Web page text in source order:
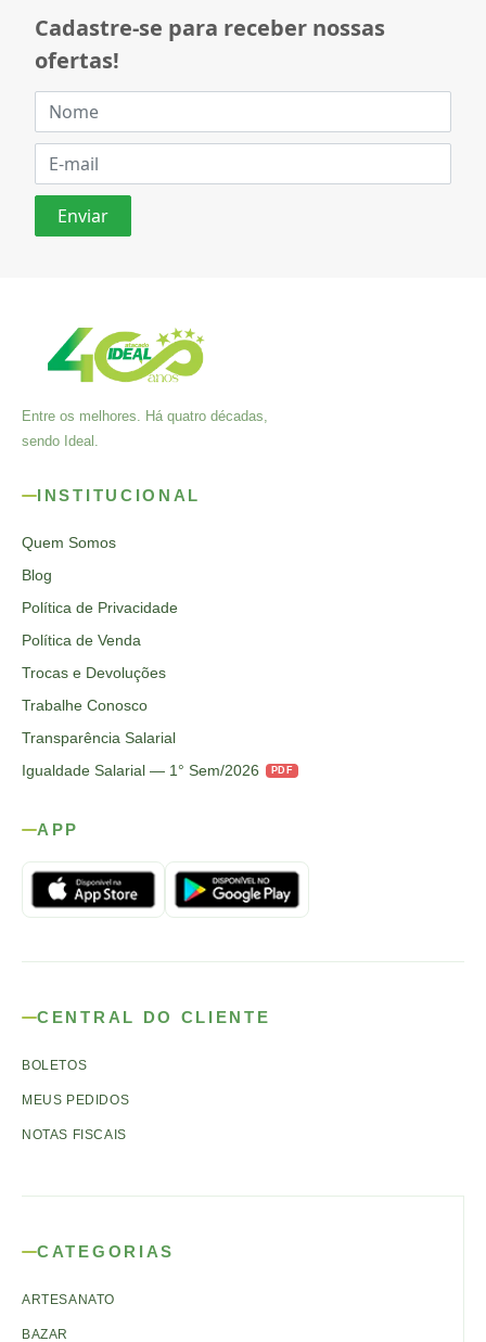
Cadastre-se para receber nossas
ofertas!
Entre os melhores. Há quatro décadas,
sendo Ideal.
INSTITUCIONAL
Quem Somos
Blog
Política de Privacidade
Política de Venda
Trocas e Devoluções
Trabalhe Conosco
Transparência Salarial
Igualdade Salarial — 1° Sem/2026
PDF
APP
CENTRAL DO CLIENTE
BOLETOS
MEUS PEDIDOS
NOTAS FISCAIS
CATEGORIAS
ARTESANATO
BAZAR